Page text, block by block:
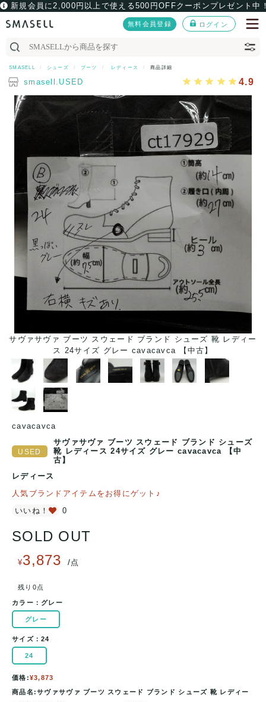
新規会員に2,000円以上で使える500円OFFクーポンプレゼント中
無料会員登録 ログイン
SMASELL シューズ ブーツ レディース 商品詳細
smasell.USED 4.9
サヴァサヴァ ブーツ スウェード ブランド シューズ 靴 レディー
ス 24サイズ グレー cavacavca 【中古】
cavacavca
サヴァサヴァ ブーツ スウェード ブランド シューズ
靴 レディース 24サイズ グレー cavacavca 【中
古】
レディース
人気ブランドアイテムをお得にゲット♪
いいね！
0
SOLD OUT
¥3,873 /点
残り0点
カラー： グレー
グレー
サイズ：24
24
価格:¥3,873
商品名:サヴァサヴァ ブーツ スウェード ブランド シューズ 靴 レディー